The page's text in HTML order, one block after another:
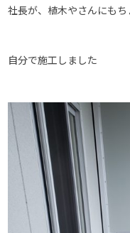
社長が、植木やさんにもち
自分で施工しました